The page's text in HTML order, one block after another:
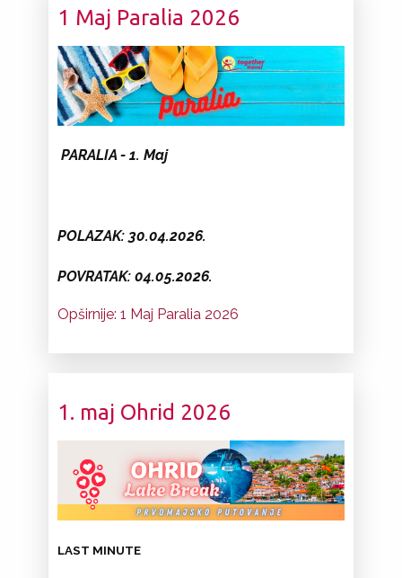
1 Maj Paralia 2026
PARALIA - 1. Maj
POLAZAK: 30.04.2026.
POVRATAK: 04.05.2026.
Opširnije: 1 Maj Paralia 2026
1. maj Ohrid 2026
LAST MINUTE